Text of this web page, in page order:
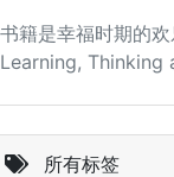
书籍是幸福时期的欢
Learning, Thinking
所有标签